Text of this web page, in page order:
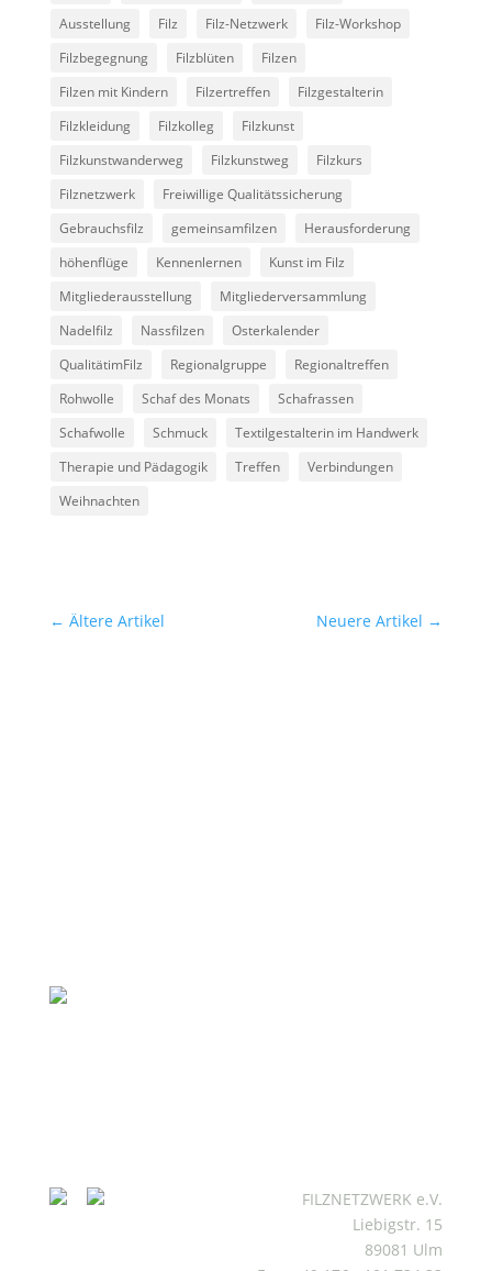
Ausstellung
Filz Filz-Netzwerk
Filz-Workshop
Filzbegegnung
Filzblüten
Filzen
Filzen mit Kindern
Filzertreffen
Filzgestalterin
Filzkleidung
Filzkolleg
Filzkunst
Filzkunstwanderweg
Filzkunstweg
Filzkurs
Filznetzwerk
Freiwillige Qualitätssicherung
Gebrauchsfilz
gemeinsamfilzen
Herausforderung
höhenflüge
Kennenlernen
Kunst im Filz
Mitgliederausstellung
Mitgliederversammlung
Nadelfilz
Nassfilzen
Osterkalender
QualitätimFilz
Regionalgruppe
Regionaltreffen
Rohwolle
Schaf des Monats
Schafrassen
Schafwolle
Schmuck
Textilgestalterin im Handwerk
Therapie und Pädagogik
Treffen
Verbindungen
Weihnachten
← Ältere Artikel Neuere Artikel →
FILZNETZWERK e.V.
Liebigstr. 15
89081 Ulm